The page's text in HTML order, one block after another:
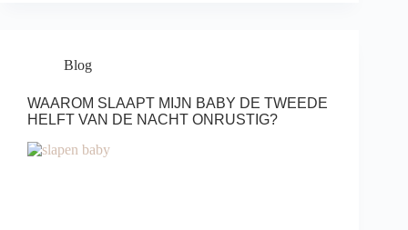
Blog
WAAROM SLAAPT MIJN BABY DE TWEEDE
HELFT VAN DE NACHT ONRUSTIG?